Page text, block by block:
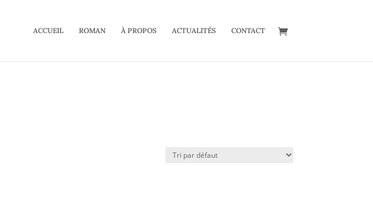
ACCUEIL ROMAN À PROPOS ACTUALITÉS CONTACT